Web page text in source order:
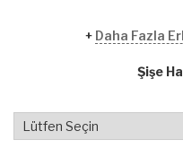
+ Daha Fazla
Şişe